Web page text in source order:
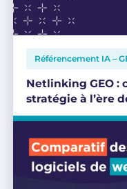
Référencement IA –
Netlinking GEO :
stratégie à l’ère